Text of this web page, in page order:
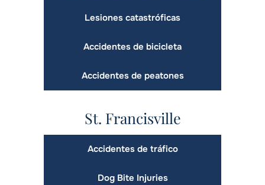
Lesiones catastróficas
Accidentes de bicicleta
Accidentes de peatones
St. Francisville
Accidentes de tráfico
Dog Bite Injuries